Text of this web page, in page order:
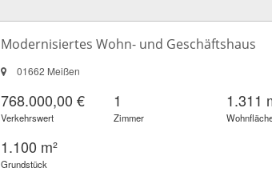
Modernisiertes Wohn- und Geschäftshaus
01662 Meißen
768.000,00 €
Verkehrswert
1
Zimmer
1.311
1.100 m²
Grundstück